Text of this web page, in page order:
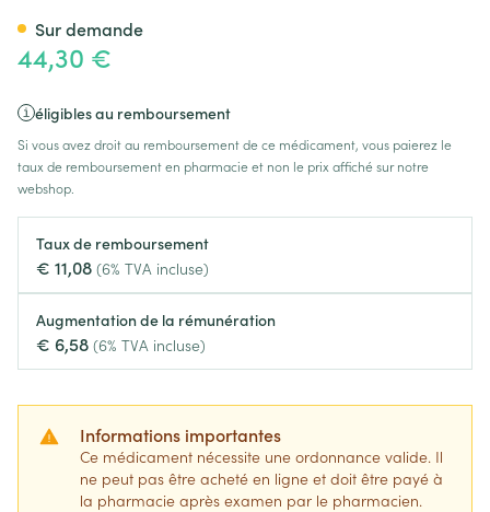
44,30 €
éligibles au remboursement
Si vous avez droit au remboursement de ce médicament, vous paierez le
taux de remboursement en pharmacie et non le prix affiché sur notre
webshop.
Taux de remboursement
€ 11,08 (6% TVA incluse)
Augmentation de la rémunération
€ 6,58 (6% TVA incluse)
Informations importantes
Ce médicament nécessite une ordonnance valide. Il
ne peut pas être acheté en ligne et doit être payé à
la pharmacie après examen par le pharmacien.
Sur demande